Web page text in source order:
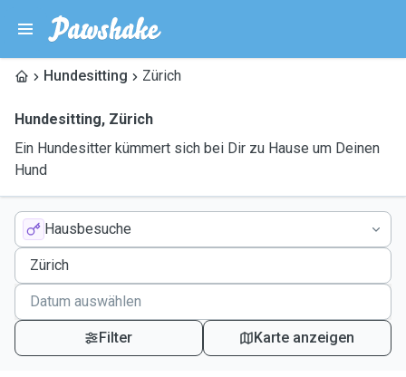
Hundesitting Zürich
Hundesitting, Zürich
Ein Hundesitter kümmert sich bei Dir zu Hause um Deinen
Hund
Hausbesuche
Filter Karte anzeigen